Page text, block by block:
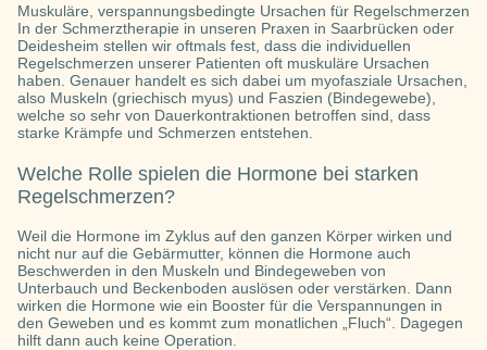
Muskuläre, verspannungsbedingte Ursachen für Regelschmerzen
In der Schmerztherapie in unseren Praxen in Saarbrücken oder
Deidesheim stellen wir oftmals fest, dass die individuellen
Regelschmerzen unserer Patienten oft muskuläre Ursachen
haben. Genauer handelt es sich dabei um myofasziale Ursachen,
also Muskeln (griechisch myus) und Faszien (Bindegewebe),
welche so sehr von Dauerkontraktionen betroffen sind, dass
starke Krämpfe und Schmerzen entstehen.
Welche Rolle spielen die Hormone bei starken
Regelschmerzen?
Weil die Hormone im Zyklus auf den ganzen Körper wirken und
nicht nur auf die Gebärmutter, können die Hormone auch
Beschwerden in den Muskeln und Bindegeweben von
Unterbauch und Beckenboden auslösen oder verstärken. Dann
wirken die Hormone wie ein Booster für die Verspannungen in
den Geweben und es kommt zum monatlichen „Fluch“. Dagegen
hilft dann auch keine Operation.